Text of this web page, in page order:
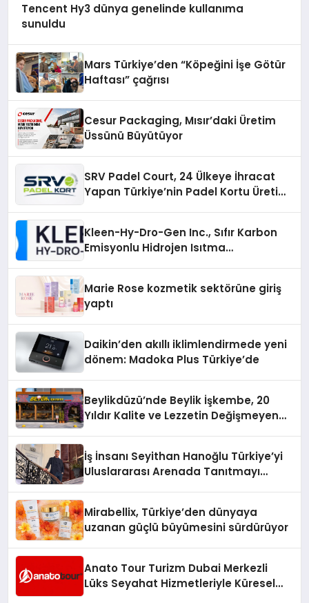
Tencent Hy3 dünya genelinde kullanıma
sunuldu
Mars Türkiye’den “Köpeğini İşe Götür
Haftası” çağrısı
Cesur Packaging, Mısır’daki Üretim
Üssünü Büyütüyor
SRV Padel Court, 24 Ülkeye İhracat
Yapan Türkiye’nin Padel Kortu Üretim
Kleen-Hy-Dro-Gen Inc., Sıfır Karbon
Emisyonlu Hidrojen Isıtma
Marie Rose kozmetik sektörüne giriş
yaptı
Daikin’den akıllı iklimlendirmede yeni
dönem: Madoka Plus Türkiye’de
Beylikdüzü’nde Beylik İşkembe, 20
Yıldır Kalite ve Lezzetin Değişmeyen
İş İnsanı Seyithan Hanoğlu Türkiye’yi
Uluslararası Arenada Tanıtmayı
Mirabellix, Türkiye’den dünyaya
uzanan güçlü büyümesini sürdürüyor
Anato Tour Turizm Dubai Merkezli
Lüks Seyahat Hizmetleriyle Küresel